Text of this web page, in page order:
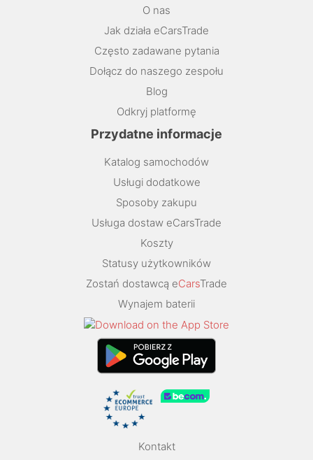
O nas
Jak działa eCarsTrade
Często zadawane pytania
Dołącz do naszego zespołu
Blog
Odkryj platformę
Przydatne informacje
Katalog samochodów
Usługi dodatkowe
Sposoby zakupu
Usługa dostaw eCarsTrade
Koszty
Statusy użytkowników
Zostań dostawcą eCarsTrade
Wynajem baterii
Kontakt